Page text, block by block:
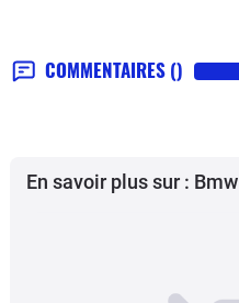
COMMENTAIRES ()
En savoir plus sur :